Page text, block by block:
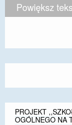
Powiększ
PROJEKT
OGÓLNEGO NA